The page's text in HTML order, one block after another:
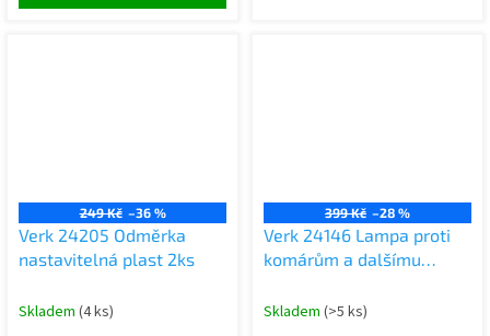
249 Kč –36 %
Verk 24205 Odměrka
nastavitelná plast 2ks
Skladem (4 ks)
399 Kč –28 %
Verk 24146 Lampa proti
komárům a dalšímu
Skladem (>5 ks)